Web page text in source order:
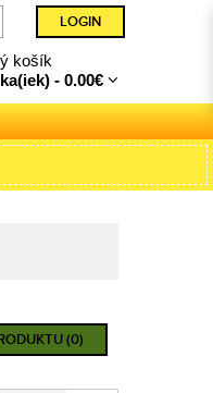
košík
- 0.00€
(0)